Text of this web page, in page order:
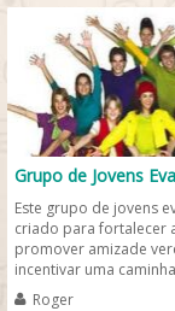
Grupo de Jovens
Este grupo de jovens
criado para fortalecer
promover amizade
incentivar uma
Deus de forma leve e
Roger